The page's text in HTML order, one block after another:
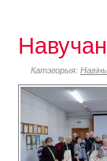
Катэгорыя: